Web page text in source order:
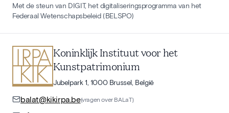
Met de steun van DIGIT, het digitaliseringsprogramma van het
Federaal Wetenschapsbeleid (BELSPO)
Koninklijk Instituut voor het
Kunstpatrimonium
Jubelpark 1, 1000 Brussel, België
balat@kikirpa.be(vragen over BALaT)